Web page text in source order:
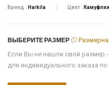
Бренд : Harkila Цвет :
ВЫБЕРИТЕ РАЗМЕР (
Если Вы не нашли свой размер
для индивидуального заказа